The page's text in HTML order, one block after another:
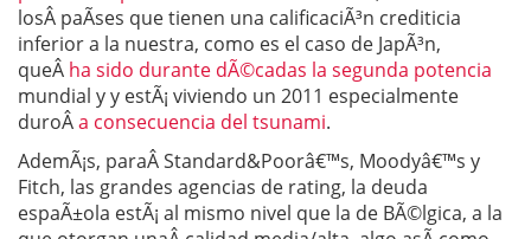
losÂ paÃ­ses que tienen una calificaciÃ³n crediticia
inferior a la nuestra, como es el caso de JapÃ³n,
queÂ ha sido durante dÃ©cadas la segunda potencia
mundial y y estÃ¡ viviendo un 2011 especialmente
duroÂa consecuencia del tsunami.
AdemÃ¡s, paraÂ Standard&Poorâ€™s, Moodyâ€™s y
Fitch, las grandes agencias de rating, la deuda
espaÃ±ola estÃ¡ al mismo nivel que la de BÃ©lgica, a la